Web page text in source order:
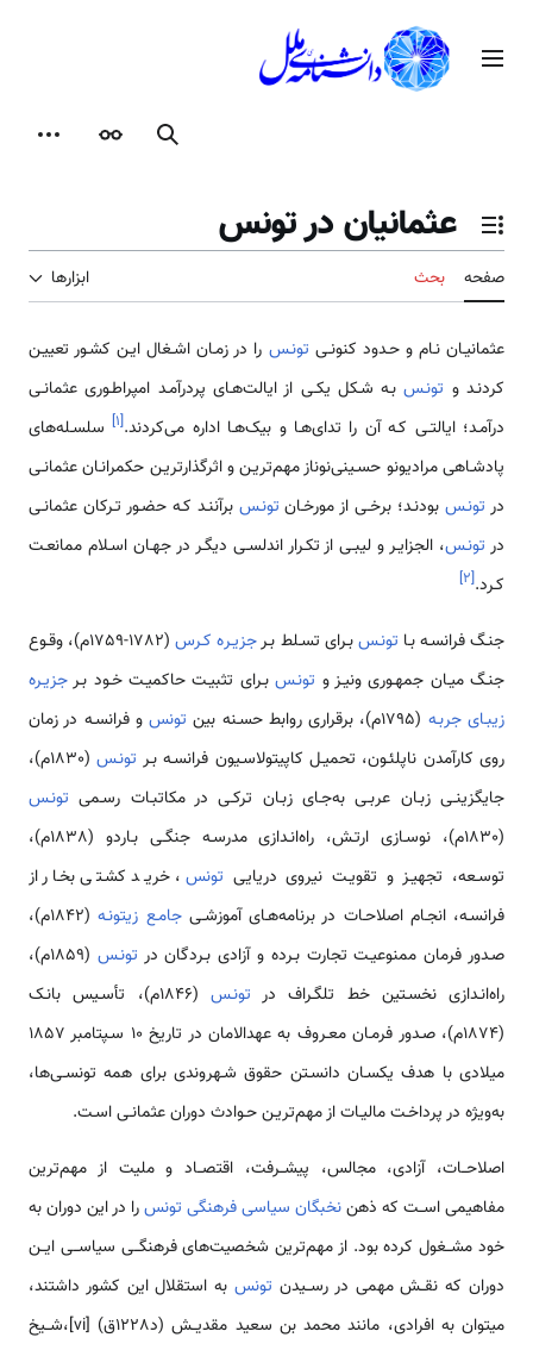
محتوامنوی اصلی
جستجوظاهر
تغییر وضعیت فهرست محتویات
عثمانیان در تونس
صفحه بحث ابزارها
عثمانیـان نـام و حـدود کنونـی تونـس را در زمـان اشـغال ایـن کشـور تعییـن
کردنـد و تونـسبـه شـکل یکـی از ایالت‌هـای پردرآمـد امپراطـوری عثمانـی
درآمـد؛ ایالتـی کـه آن را تدای‌هـا و بیک‌هـا اداره می‌کردند.[۱]سلسـله‌های
پادشـاهی مرادیونو حسـینی‌نوناز مهم‌تریـن و اثرگذارتریـن حکمرانـان عثمانـی
در تونـسبودنـد؛ برخـی از مورخـان تونـس برآننـد کـه حضـور تـرکان عثمانـی
در تونـس، الجزایـر و لیبـی از تکـرار اندلسـی دیگـر در جهـان اسـلام ممانعـت
کـرد.[۲]
جنـگ فرانسـه بـا تونـسبـرای تسـلط بـرجزیـرە کـرس
(1782-1759م)، وقـوع
جنـگ میـان جمهـوری ونیـز و تونـسبـرای تثبیـت حاکمیـت خـود بـرجزیـره
زیبـای جربـه (1795م)، برقراری روابط حسـنه بین تونسو فرانسـه در زمان
روی کار‌آمدن ناپلئـون، تحمیـل کاپیتولاسـیون فرانسـه بـر تونـس
(1830م)،
جایگزینـی زبـان عربـی به‌جـای زبـان ترکـی در مکاتبـات رسـمی تونـس
(1830م)، نوسـازی ارتـش، راه‌انـدازی مدرسـە جنگـی بـاردو (1838م)،
توسـعه، تجهیـز و تقویـت نیروی دریایی تونس ، خریـد کشـتی بخـار از
فرانسـه، انجـام اصلاحـات در برنامه‌هـای آموزشـیجامـع زیتونـه
(1842م)،
صـدور فرمان ممنوعیـت تجارت بـرده و آزادی بـردگان در تونـس
(1859م)،
راه‌انـدازی نخسـتین خط تلگـراف در تونـس
(1846م)، تأسـیس بانـک
(1874م)، صـدور فرمـان معـروف به عهدالامان در تاریخ 10 سـپتامبر 1857
میلادی با هدف یکسـان دانسـتن حقوق شـهروندی برای همە تونسـی‌ها،
به‌ویژه در پرداخـت مالیـات از مهم‌تریـن حـوادث دوران عثمانـی اسـت.
اصلاحــات، آزادی، مجالس، پیشــرفت، اقتصــاد و ملیت از مهم‌ترین
مفاهیمی اســت که ذهننخبگان سیاسی فرهنگی تونسرا در این دوران به
خود مشــغول کرده بود. از مهم‌ترین شخصیت‌های فرهنگــی سیاســی ایــن
دوران که نقــش مهمی در رســیدن تونسبه استقلال این کشور داشتند،
میتوان به افرادی، مانند محمد بن سعید مقدیــش (د1228ق) [vi]،شــیخ